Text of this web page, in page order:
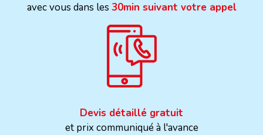
avec vous dans les 30min suivant votre appel
Devis détaillé gratuit
et prix communiqué à l'avance